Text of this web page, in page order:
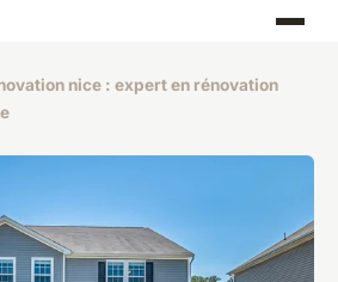
nice : expert en rénovation